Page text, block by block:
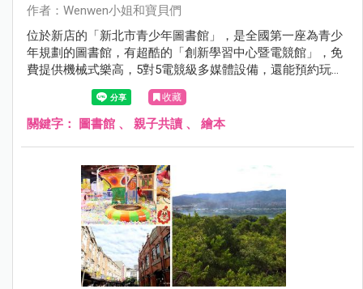
作者：Wenwen小姐和寶貝們
位於新店的「新北市青少年圖書館」，是全國第一座為青少
年規劃的圖書館，有超酷的「創新學習中心暨電競館」，免
費提供機械式樂高，5對5電競級多媒體設備，還能預約玩
Switch！不定期舉辦科技類創新學習課程，還有適合小組做
報告的「互動討論區」、半戶外「街舞區」。四樓舒適的親
子共讀區，繽紛的空間，藏著圓形的秘密基地，也是適合兒
周末行程。
收藏
關鍵字： 圖書館 、 親子共讀 、 繪本